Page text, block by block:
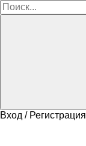
Вход / Регистрация